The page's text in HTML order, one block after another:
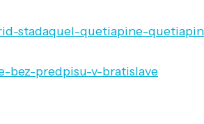
stadaquel-quetiapine-
bez-predpisu-v-bratislave